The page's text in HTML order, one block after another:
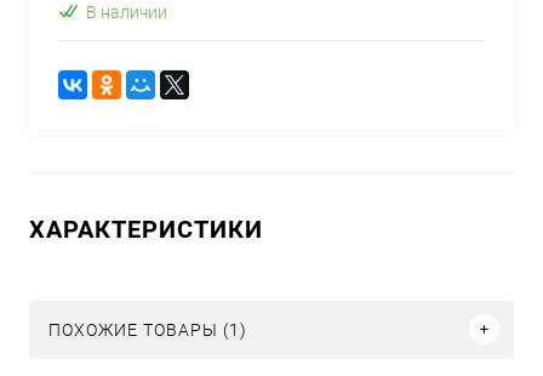
В наличии
ХАРАКТЕРИСТИКИ
ПОХОЖИЕ ТОВАРЫ (1)